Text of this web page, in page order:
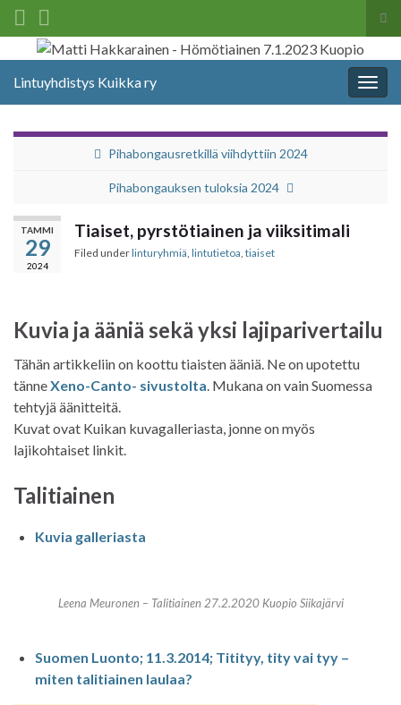
Search for:
Lintuyhdistys Kuikka ry
Pihabongausretkillä viihdyttiin 2024
Pihabongauksen tuloksia 2024
TAMMI
29
2024
Tiaiset, pyrstötiainen ja viiksitimali
Filed underlinturyhmiä lintutietoa tiaiset
Kuvia ja ääniä sekä yksi lajiparivertailu
Tähän artikkeliin on koottu tiaisten ääniä. Ne on upotettu
tänneXeno-Canto- sivustolta. Mukana on vain Suomessa
tehtyjä äänitteitä.
Kuvat ovat Kuikan kuvagalleriasta, jonne on myös
lajikohtaiset linkit.
Talitiainen
Kuvia galleriasta
Leena Meuronen – Talitiainen 27.2.2020 Kuopio Siikajärvi
Suomen Luonto; 11.3.2014; Titityy, tity vai tyy –
miten talitiainen laulaa?